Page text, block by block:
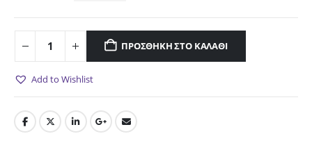
ΠΡΟΣΘΉΚΗ ΣΤΟ ΚΑΛΆΘΙ
Add to Wishlist